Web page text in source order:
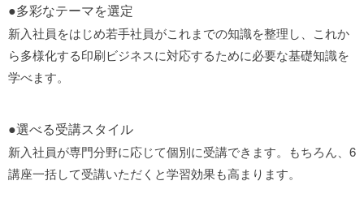
●多彩なテーマを選定
新入社員をはじめ若手社員がこれまでの知識を整理し、これか
ら多様化する印刷ビジネスに対応するために必要な基礎知識を
学べます。
●選べる受講スタイル
新入社員が専門分野に応じて個別に受講できます。もちろん、6
講座一括して受講いただくと学習効果も高まります。